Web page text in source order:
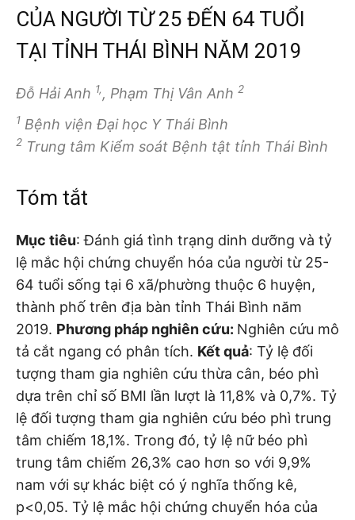
CỦA NGƯỜI TỪ 25 ĐẾN 64 TUỔI
TẠI TỈNH THÁI BÌNH NĂM 2019
Đỗ Hải Anh 1,, Phạm Thị Vân Anh 2
1 Bệnh viện Đại học Y Thái Bình
2 Trung tâm Kiểm soát Bệnh tật tỉnh Thái Bình
Tóm tắt
Mục tiêu: Đánh giá tình trạng dinh dưỡng và tỷ
lệ mắc hội chứng chuyển hóa của người từ 25-
64 tuổi sống tại 6 xã/phường thuộc 6 huyện,
thành phố trên địa bàn tỉnh Thái Bình năm
2019. Phương pháp nghiên cứu: Nghiên cứu mô
tả cắt ngang có phân tích. Kết quả: Tỷ lệ đối
tượng tham gia nghiên cứu thừa cân, béo phì
dựa trên chỉ số BMI lần lượt là 11,8% và 0,7%. Tỷ
lệ đối tượng tham gia nghiên cứu béo phì trung
tâm chiếm 18,1%. Trong đó, tỷ lệ nữ béo phì
trung tâm chiếm 26,3% cao hơn so với 9,9%
nam với sự khác biệt có ý nghĩa thống kê,
p<0,05. Tỷ lệ mắc hội chứng chuyển hóa của